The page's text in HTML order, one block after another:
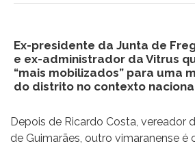
Ex-presidente da Junta de
e ex-administrador da Vitrus
“mais mobilizados” para uma
do distrito no contexto
Depois de Ricardo Costa, vereador
de Guimarães, outro vimaranense é